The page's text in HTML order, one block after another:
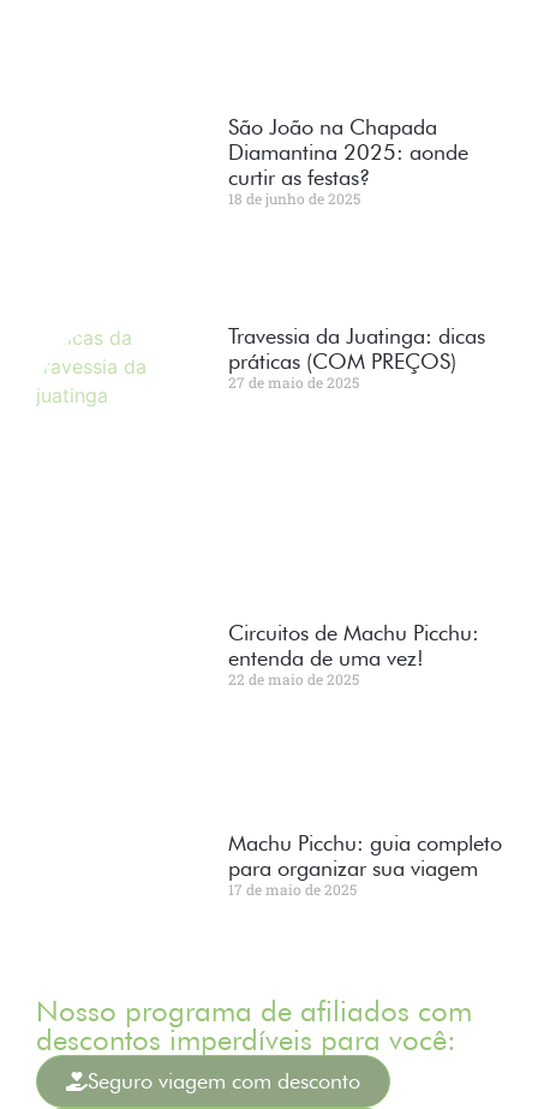
São João na Chapada
Diamantina 2025: aonde
curtir as festas?
18 de junho de 2025
Travessia da Juatinga: dicas
práticas (COM PREÇOS)
27 de maio de 2025
Circuitos de Machu Picchu:
entenda de uma vez!
22 de maio de 2025
Machu Picchu: guia completo
para organizar sua viagem
17 de maio de 2025
Nosso programa de afiliados com
descontos imperdíveis para você:
Seguro viagem com desconto